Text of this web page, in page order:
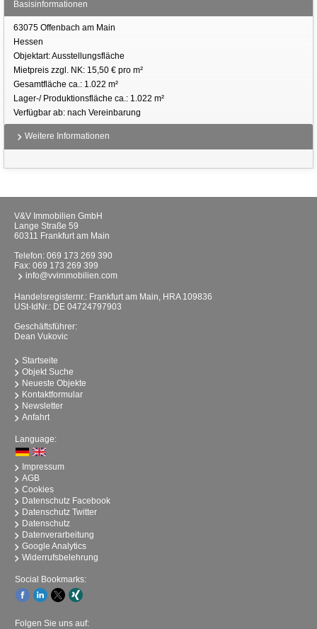
Basisinformationen
63075 Offenbach am Main
Hessen
Objektart: Ausstellungsfläche
Mietpreis zzgl. NK: 15,50 € pro m²
Gesamtfläche ca.: 1.022 m²
Lager-/ Produktionsfläche ca.: 1.022 m²
Verfügbar ab: nach Vereinbarung
Weitere Informationen
V&V Immobilien GmbH
Lange Straße 59
60311 Frankfurt am Main
Telefon: 069 173 269 390
Fax: 069 173 269 399
info@vvimmobilien.com
Handelsregisternr.: Frankfurt am Main, HRA 109836
USt-IdNr.: DE 04724797903
Geschäftsführer:
Dean Vukovic
Startseite
Objekt Suche
Neueste Objekte
Kontaktformular
Newsletter
Anfahrt
Language:
Impressum
AGB
Cookies
Datenschutz Facebook
Datenschutz Twitter
Datenschutz
Datenverarbeitung
Google Analytics
Widerrufsbelehrung
Social Bookmarks:
Folgen Sie uns auf: